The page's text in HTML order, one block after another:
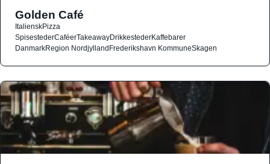
Golden Café
ItalienskPizza
SpisestederCaféerTakeawayDrikkestederKaffebarer
DanmarkRegion NordjyllandFrederikshavn KommuneSkagen